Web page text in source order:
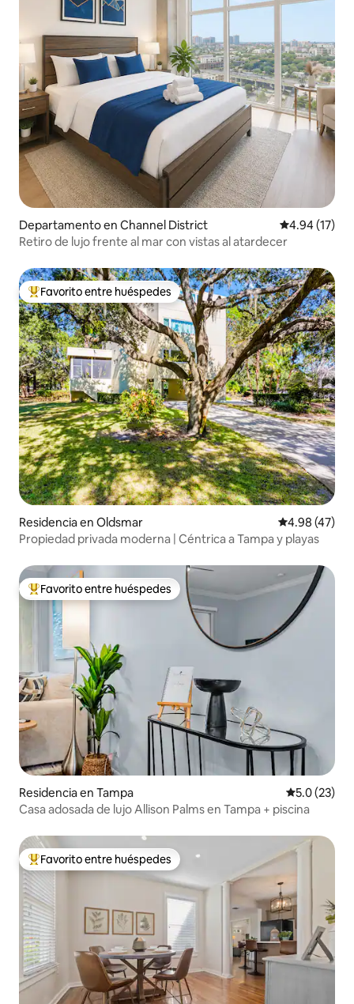
Departamento en Channel District Calificación
4.94 (17)
Retiro de lujo frente al mar con vistas al atardecer
De los mejores en Favorito entre huéspedes
Favorito entre huéspedes
Residencia en Oldsmar Calificación
4.98 (47)
Propiedad privada moderna | Céntrica a Tampa y playas
De los mejores en Favorito entre huéspedes
Favorito entre huéspedes
Residencia en Tampa Calificación
5.0 (23)
Casa adosada de lujo Allison Palms en Tampa + piscina
De los mejores en Favorito entre huéspedes
Favorito entre huéspedes